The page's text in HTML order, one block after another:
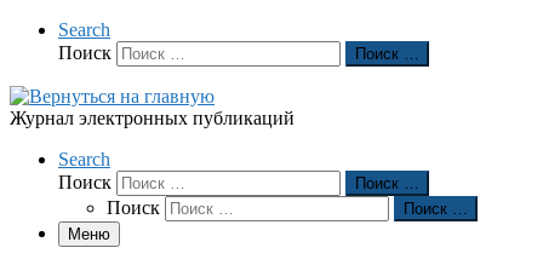
Search
Поиск
Поиск …
Журнал электронных публикаций
Search
Поиск
Поиск …
Поиск
Поиск …
Меню